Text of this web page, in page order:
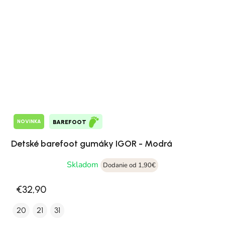
NOVINKA BAREFOOT
Detské barefoot gumáky IGOR - Modrá
Skladom
Dodanie od 1,90€
€32,90
20 21 31